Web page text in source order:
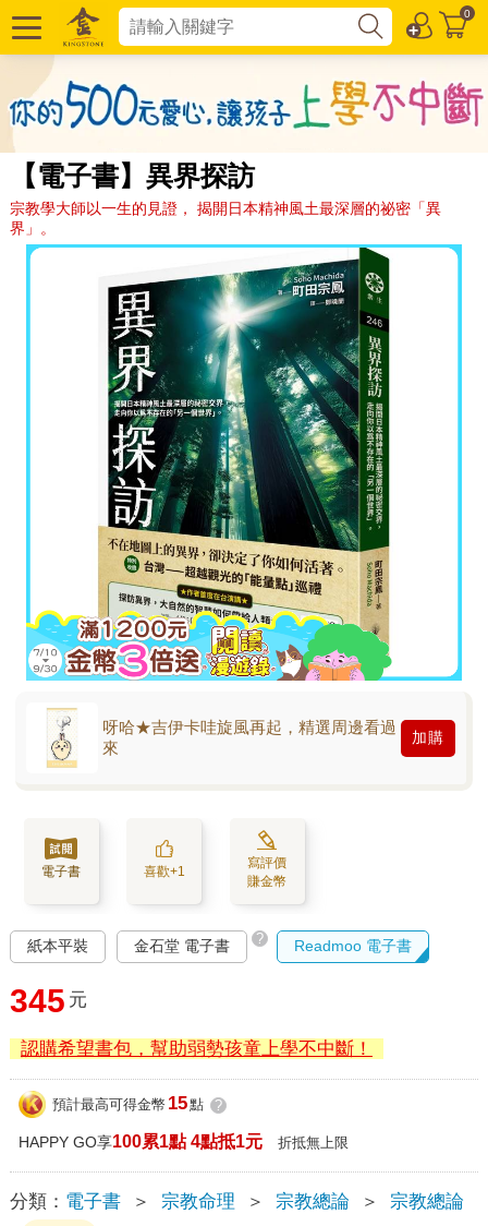
0
【電子書】異界探訪
宗教學大師以一生的見證， 揭開日本精神風土最深層的祕密「異
界」。
呀哈★吉伊卡哇旋風再起，精選周邊看過
來
加購
電子書 喜歡+1
寫評價
賺金幣
紙本平裝 金石堂 電子書 ? Readmoo 電子書
345 元
認購希望書包，幫助弱勢孩童上學不中斷！
預計最高可得金幣 15點 ?
HAPPY GO享100累1點 4點抵1元 折抵無上限
分類： 電子書 ＞ 宗教命理 ＞ 宗教總論 ＞ 宗教總論